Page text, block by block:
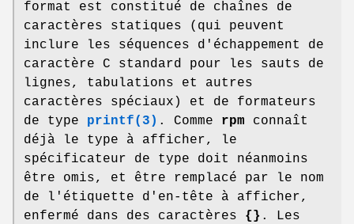
format est constitué de chaînes de
caractères statiques (qui peuvent
inclure les séquences d'échappement de
caractère C standard pour les sauts de
lignes, tabulations et autres
caractères spéciaux) et de formateurs
de type printf(3) . Comme rpm connaît
déjà le type à afficher, le
spécificateur de type doit néanmoins
être omis, et être remplacé par le nom
de l'étiquette d'en-tête à afficher,
enfermé dans des caractères {} . Les